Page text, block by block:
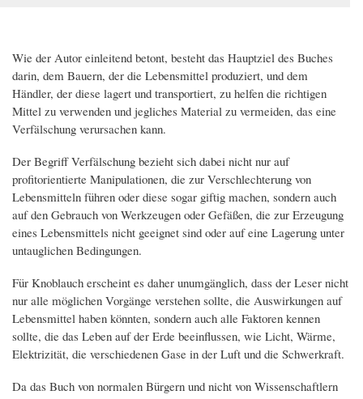
Wie der Autor einleitend betont, besteht das Hauptziel des Buches
darin, dem Bauern, der die Lebensmittel produziert, und dem
Händler, der diese lagert und transportiert, zu helfen die richtigen
Mittel zu verwenden und jegliches Material zu vermeiden, das eine
Verfälschung verursachen kann.
Der Begriff Verfälschung bezieht sich dabei nicht nur auf
profitorientierte Manipulationen, die zur Verschlechterung von
Lebensmitteln führen oder diese sogar giftig machen, sondern auch
auf den Gebrauch von Werkzeugen oder Gefäßen, die zur Erzeugung
eines Lebensmittels nicht geeignet sind oder auf eine Lagerung unter
untauglichen Bedingungen.
Für Knoblauch erscheint es daher unumgänglich, dass der Leser nicht
nur alle möglichen Vorgänge verstehen sollte, die Auswirkungen auf
Lebensmittel haben könnten, sondern auch alle Faktoren kennen
sollte, die das Leben auf der Erde beeinflussen, wie Licht, Wärme,
Elektrizität, die verschiedenen Gase in der Luft und die Schwerkraft.
Da das Buch von normalen Bürgern und nicht von Wissenschaftlern